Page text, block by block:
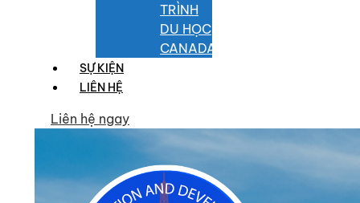
TRÌNH
DU HỌC
CANADA
SỰ KIỆN
LIÊN HỆ
Liên hệ ngay